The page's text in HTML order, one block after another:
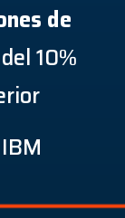
de
10%
IBM